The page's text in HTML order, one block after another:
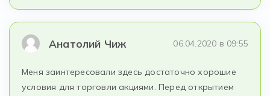
Анатолий Чиж 06.04.2020 в 09:55
Меня заинтересовали здесь достаточно хорошие
условия для торговли акциями. Перед открытием